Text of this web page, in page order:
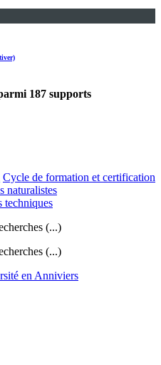
187 supports
Cycle de formation et certification
naturalistes
techniques
(...)
(...)
en Anniviers